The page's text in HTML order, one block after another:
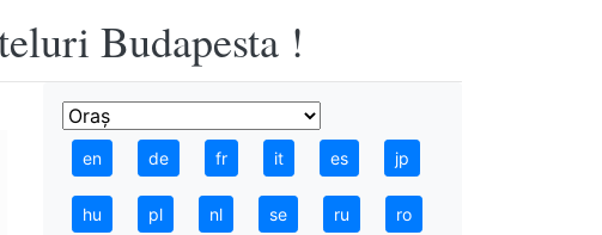
Budapesta !
en de fr it es jp
hu pl nl se ru ro